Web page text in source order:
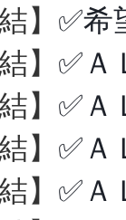
】 ✅希
】 ✅
】 ✅
】 ✅
】 ✅